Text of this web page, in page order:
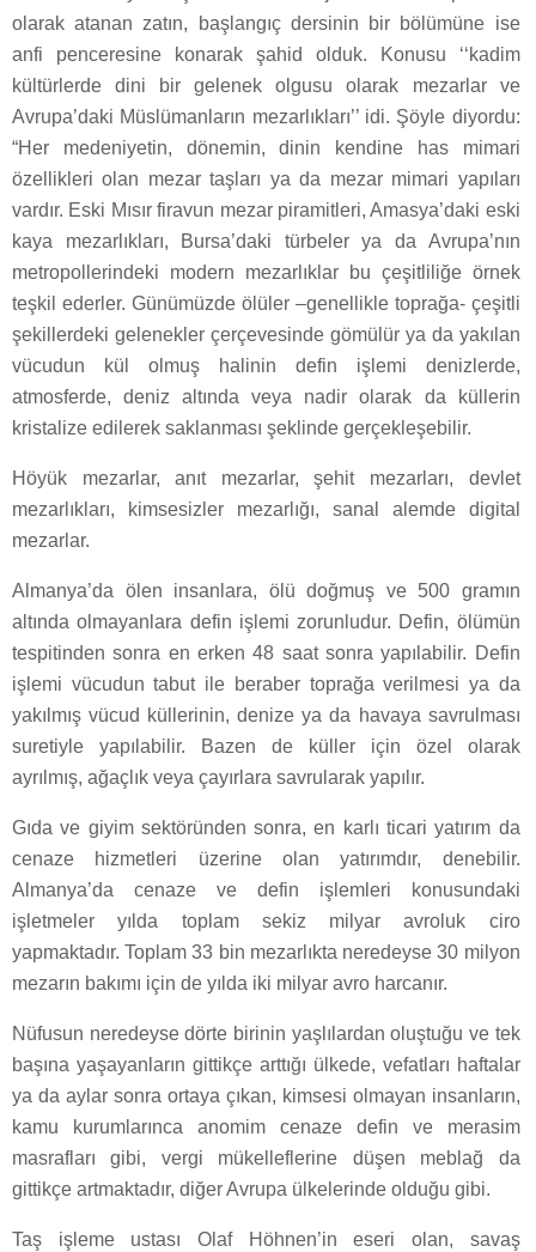
olarak atanan zatın, başlangıç dersinin bir bölümüne ise
anfi penceresine konarak şahid olduk. Konusu ‘‘kadim
kültürlerde dini bir gelenek olgusu olarak mezarlar ve
Avrupa’daki Müslümanların mezarlıkları’’ idi. Şöyle diyordu:
“Her medeniyetin, dönemin, dinin kendine has mimari
özellikleri olan mezar taşları ya da mezar mimari yapıları
vardır. Eski Mısır firavun mezar piramitleri, Amasya’daki eski
kaya mezarlıkları, Bursa’daki türbeler ya da Avrupa’nın
metropollerindeki modern mezarlıklar bu çeşitliliğe örnek
teşkil ederler. Günümüzde ölüler –genellikle toprağa- çeşitli
şekillerdeki gelenekler çerçevesinde gömülür ya da yakılan
vücudun kül olmuş halinin defin işlemi denizlerde,
atmosferde, deniz altında veya nadir olarak da küllerin
kristalize edilerek saklanması şeklinde gerçekleşebilir.
Höyük mezarlar, anıt mezarlar, şehit mezarları, devlet
mezarlıkları, kimsesizler mezarlığı, sanal alemde digital
mezarlar.
Almanya’da ölen insanlara, ölü doğmuş ve 500 gramın
altında olmayanlara defin işlemi zorunludur. Defin, ölümün
tespitinden sonra en erken 48 saat sonra yapılabilir. Defin
işlemi vücudun tabut ile beraber toprağa verilmesi ya da
yakılmış vücud küllerinin, denize ya da havaya savrulması
suretiyle yapılabilir. Bazen de küller için özel olarak
ayrılmış, ağaçlık veya çayırlara savrularak yapılır.
Gıda ve giyim sektöründen sonra, en karlı ticari yatırım da
cenaze hizmetleri üzerine olan yatırımdır, denebilir.
Almanya’da cenaze ve defin işlemleri konusundaki
işletmeler yılda toplam sekiz milyar avroluk ciro
yapmaktadır. Toplam 33 bin mezarlıkta neredeyse 30 milyon
mezarın bakımı için de yılda iki milyar avro harcanır.
Nüfusun neredeyse dörte birinin yaşlılardan oluştuğu ve tek
başına yaşayanların gittikçe arttığı ülkede, vefatları haftalar
ya da aylar sonra ortaya çıkan, kimsesi olmayan insanların,
kamu kurumlarınca anomim cenaze defin ve merasim
masrafları gibi, vergi mükelleflerine düşen meblağ da
gittikçe artmaktadır, diğer Avrupa ülkelerinde olduğu gibi.
Taş işleme ustası Olaf Höhnen’in eseri olan, savaş